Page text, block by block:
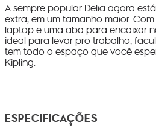
A sempre popular Delia agora
extra, em um tamanho maior.
laptop e uma aba para encaixar
ideal para levar pro trabalho,
tem todo o espaço que você
Kipling.
ESPECIFICAÇÕES